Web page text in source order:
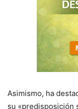
Asimismo, ha
su «predisposición